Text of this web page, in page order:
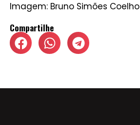
Imagem: Bruno Simões Coelho
Compartilhe